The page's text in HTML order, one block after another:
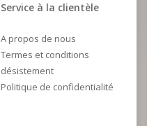
Service à la clientèle
A propos de nous
Termes et conditions
désistement
Politique de confidentialité